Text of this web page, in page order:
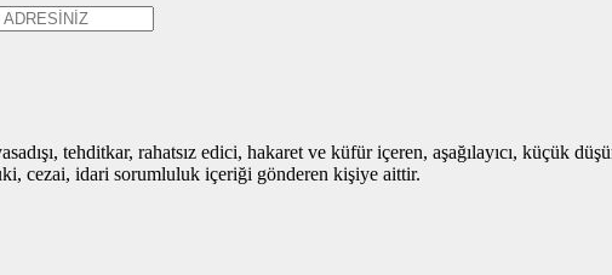
tehditkar, rahatsız edici, hakaret ve küfür içeren, aşağılayıcı, küçük
cezai, idari sorumluluk içeriği gönderen kişiye aittir.